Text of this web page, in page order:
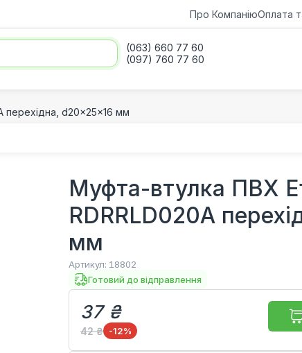
Про КомпаніюОплата
(063) 660 77 60
(097) 760 77 60
перехідна, d20x25x16 мм
Муфта-втулка ПВХ
RDRRLD020A
мм
Артикул: 18802
Готовий до відправлення
37 ₴
42 ₴ -12%